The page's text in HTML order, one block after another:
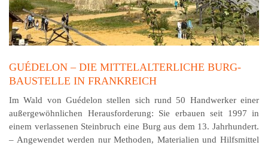
GUÉDELON – DIE MITTELALTERLICHE BURG-
BAUSTELLE IN FRANKREICH
Im Wald von Guédelon stellen sich rund 50 Handwerker einer
außergewöhnlichen Herausforderung: Sie erbauen seit 1997 in
einem verlassenen Steinbruch eine Burg aus dem 13. Jahrhundert.
– Angewendet werden nur Methoden, Materialien und Hilfsmittel